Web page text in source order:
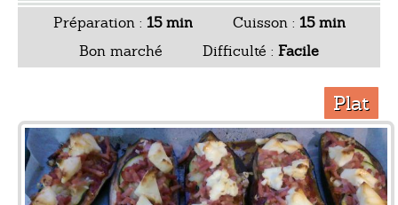
Préparation : 15 min Cuisson : 15 min
Bon marché
Difficulté : Facile
Plat